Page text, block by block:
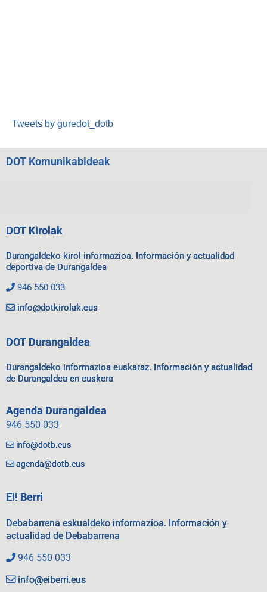
Tweets by guredot_dotb
DOT Komunikabideak
DOT Kirolak
Durangaldeko kirol informazioa. Información y actualidad
deportiva de Durangaldea
946 550 033
info@dotkirolak.eus
DOT Durangaldea
Durangaldeko informazioa euskaraz. Información y actualidad
de Durangaldea en euskera
Agenda Durangaldea
946 550 033
info@dotb.eus
agenda@dotb.eus
EI! Berri
Debabarrena eskualdeko informazioa. Información y
actualidad de Debabarrena
946 550 033
info@eiberri.eus